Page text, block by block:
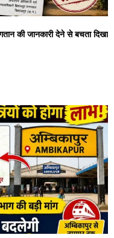
की जानकारी देने से बचता दिखा